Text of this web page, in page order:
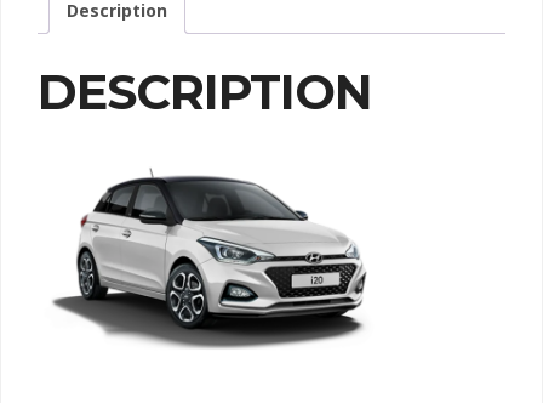
Description
DESCRIPTION